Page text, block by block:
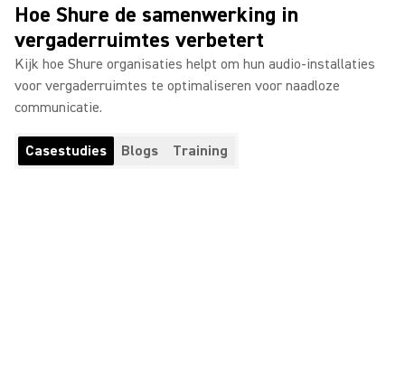
Hoe Shure de samenwerking in
vergaderruimtes verbetert
Kijk hoe Shure organisaties helpt om hun audio-installaties
voor vergaderruimtes te optimaliseren voor naadloze
communicatie.
Casestudies Blogs Training